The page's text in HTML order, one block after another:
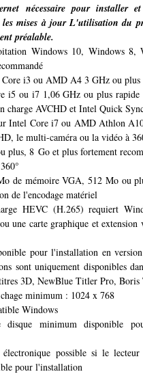
nécessaire pour installer
mises à jour L'utilisation du
préalable.
Windows 10, Windows 8,
Core i3 ou AMD A4 3 GHz ou plus
i5 ou i7 1,06 GHz ou plus rapide
charge AVCHD et Intel Quick
Intel Core i7 ou AMD Athlon
le multi-caméra ou la vidéo à
plus, 8 Go et plus fortement
de mémoire VGA, 512 Mo ou
de l'encodage matériel
HEVC (H.265) requiert
une carte graphique et
pour l'installation en
sont uniquement disponibles
3D, NewBlue Titler Pro,
minimum : 1024 x 768
Windows
disque minimum disponible
électronique possible si le
pour l'installation